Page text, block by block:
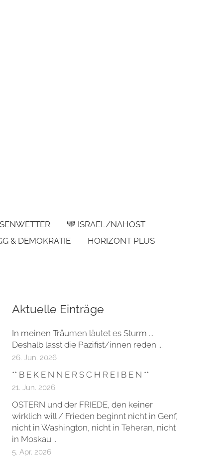
🕎 ISRAEL/NAHOST
& DEMOKRATIE
HORIZONT PLUS
Aktuelle Einträge
In meinen Träumen läutet es Sturm ...
Deshalb lasst die Pazifist/innen reden ...
26. Jun. 2026
** B E K E N N E R S C H R E I B E N **
21. Jun. 2026
OSTERN und der FRIEDE, den keiner
wirklich will / Frieden beginnt nicht in Genf,
nicht in Washington, nicht in Teheran, nicht
in Moskau ...
5. Apr. 2026